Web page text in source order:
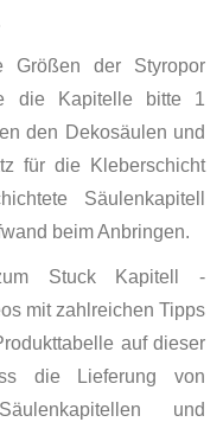
Größen der Styropor
die Kapitelle bitte 1
den Dekosäulen und
für die Kleberschicht
Säulenkapitell
beim Anbringen.
zum Stuck Kapitell -
mit zahlreichen Tipps
auf dieser
die Lieferung von
und